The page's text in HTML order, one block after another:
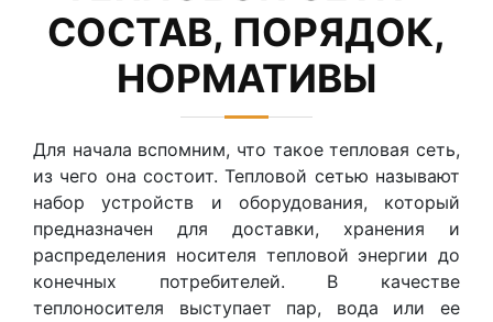
СОСТАВ, ПОРЯДОК,
НОРМАТИВЫ
Для начала вспомним, что такое тепловая сеть,
из чего она состоит. Тепловой сетью называют
набор устройств и оборудования, который
предназначен для доставки, хранения и
распределения носителя тепловой энергии до
конечных потребителей. В качестве
теплоносителя выступает пар, вода или ее